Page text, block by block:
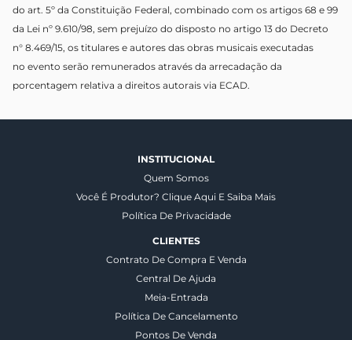
do art. 5º da Constituição Federal, combinado com os artigos 68 e 99
da Lei nº 9.610/98, sem prejuízo do disposto no artigo 13 do Decreto
n° 8.469/15, os titulares e autores das obras musicais executadas
no evento serão remunerados através da arrecadação da
porcentagem relativa a direitos autorais via ECAD.
INSTITUCIONAL
Quem Somos
Você É Produtor? Clique Aqui E Saiba Mais
Política De Privacidade
CLIENTES
Contrato De Compra E Venda
Central De Ajuda
Meia-Entrada
Política De Cancelamento
Pontos De Venda